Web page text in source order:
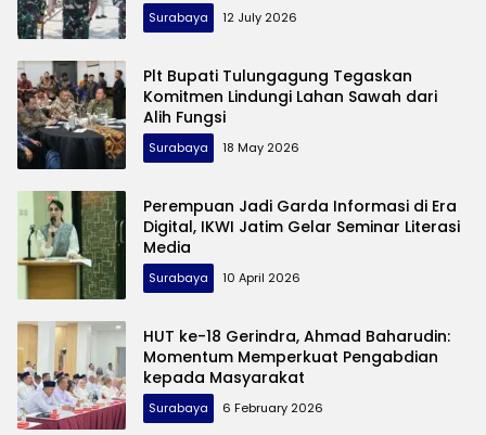
Surabaya 12 July 2026
Plt Bupati Tulungagung Tegaskan
Komitmen Lindungi Lahan Sawah dari
Alih Fungsi
Surabaya 18 May 2026
Perempuan Jadi Garda Informasi di Era
Digital, IKWI Jatim Gelar Seminar Literasi
Media
Surabaya 10 April 2026
HUT ke-18 Gerindra, Ahmad Baharudin:
Momentum Memperkuat Pengabdian
kepada Masyarakat
Surabaya 6 February 2026